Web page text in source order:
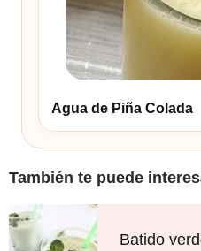
Agua de Piña Colada
También te puede
Batido